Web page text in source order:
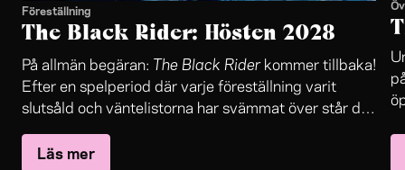
Föreställning
The Black Rider: Hösten 2028
På allmän begäran: The Black Riderkommer tillbaka!
Efter en spelperiod där varje föreställning varit
slutsåld och väntelistorna har svämmat över står det
nu klart:The Black Rider
stora scen.
Läs mer